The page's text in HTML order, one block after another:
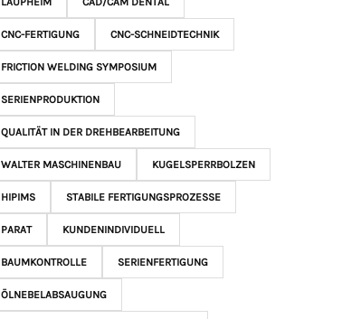
CNC-FERTIGUNG CNC-SCHNEIDTECHNIK
FRICTION WELDING SYMPOSIUM
SERIENPRODUKTION
QUALITÄT IN DER DREHBEARBEITUNG
WALTER MASCHINENBAU KUGELSPERRBOLZEN
HIPIMS STABILE FERTIGUNGSPROZESSE
PARAT KUNDENINDIVIDUELL
BAUMKONTROLLE SERIENFERTIGUNG
ÖLNEBELABSAUGUNG